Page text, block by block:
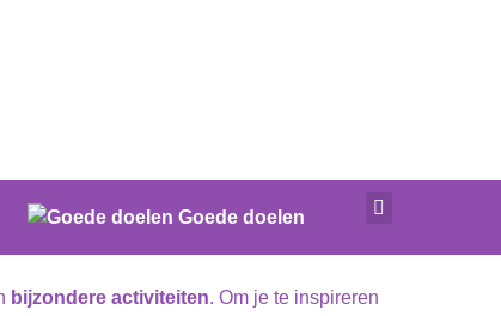
Goede doelen
bijzondere activiteiten. Om je te inspireren